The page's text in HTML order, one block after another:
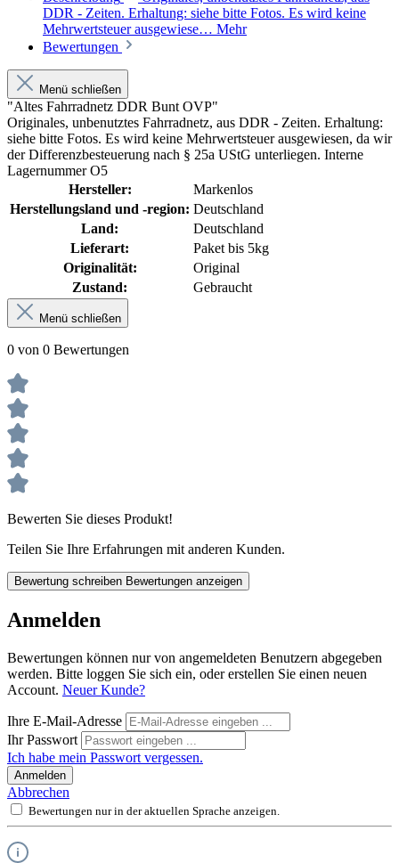
DDR - Zeiten. Erhaltung: siehe bitte Fotos. Es wird keine
Mehrwertsteuer ausgewiese… Mehr
Bewertungen
Menü schließen
"Altes Fahrradnetz DDR Bunt OVP"
Originales, unbenutztes Fahrradnetz, aus DDR - Zeiten. Erhaltung:
siehe bitte Fotos. Es wird keine Mehrwertsteuer ausgewiesen, da wir
der Differenzbesteuerung nach § 25a UStG unterliegen. Interne
Lagernummer O5
Hersteller:
Markenlos
Herstellungsland und -region: Deutschland
Land:
Deutschland
Lieferart:
Paket bis 5kg
Originalität:
Original
Zustand:
Gebraucht
Menü schließen
0 von 0 Bewertungen
Bewerten Sie dieses Produkt!
Teilen Sie Ihre Erfahrungen mit anderen Kunden.
Bewertung schreiben Bewertungen anzeigen
Anmelden
Bewertungen können nur von angemeldeten Benutzern abgegeben
werden. Bitte loggen Sie sich ein, oder erstellen Sie einen neuen
Account. Neuer Kunde?
Ihre E-Mail-Adresse
Ihr Passwort
Ich habe mein Passwort vergessen.
Anmelden
Abbrechen
Bewertungen nur in der aktuellen Sprache anzeigen.